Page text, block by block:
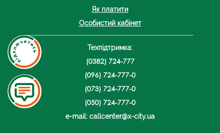
Як платити
Особистий кабінет
Техпідтримка:
(0382) 724-777
(096) 724-777-0
(073) 724-777-0
(050) 724-777-0
e-mail: callcenter@x-city.ua